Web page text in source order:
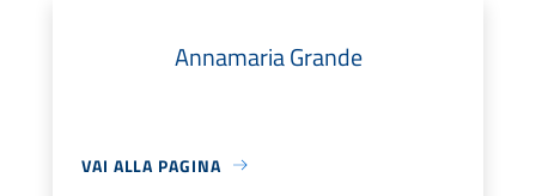
Annamaria Grande
VAI ALLA PAGINA